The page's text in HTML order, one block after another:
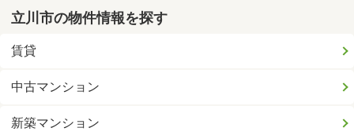
立川市の物件情報を探す
賃貸
中古マンション
新築マンション